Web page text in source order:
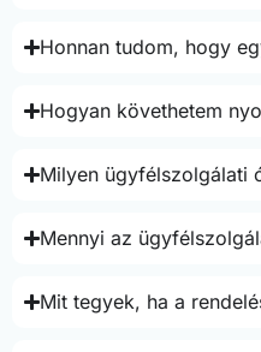
Honnan tudom, hogy
Hogyan követhetem
Milyen ügyfélszolgálati
Mennyi az
Mit tegyek, ha a